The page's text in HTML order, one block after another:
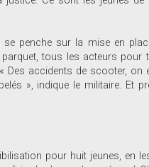
penche sur la mise en
tous les acteurs pour
Des accidents de scooter,
», indique le militaire. Et
pour huit jeunes, en